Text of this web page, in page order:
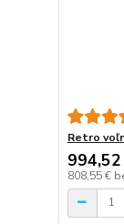
Retro
808,55 €